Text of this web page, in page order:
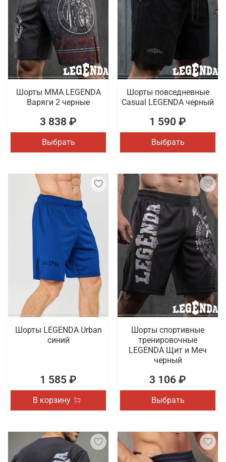
Шорты MMA LEGENDA
Варяги 2 черные
3 838 ₽
Выбрать
Шорты повседневные
Casual LEGENDA черный
1 590 ₽
Выбрать
Шорты LEGENDA Urban
синий
1 585 ₽
В корзину
Шорты спортивные
тренировочные
LEGENDA Щит и Меч
черный
3 106 ₽
Выбрать